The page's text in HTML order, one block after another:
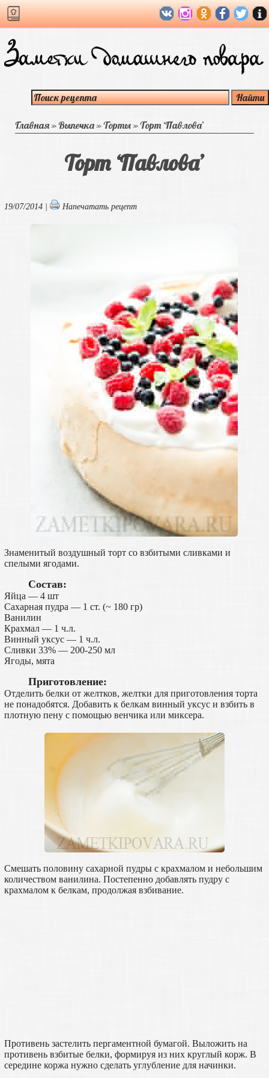
Главная»Выпечка»Торты»Торт ‘Павлова’
Торт ‘Павлова’
19/07/2014 | Напечатать рецепт
Знаменитый воздушный торт со взбитыми сливками и
спелыми ягодами.
Состав:
Яйца — 4 шт
Сахарная пудра — 1 ст. (~ 180 гр)
Ванилин
Крахмал — 1 ч.л.
Винный уксус — 1 ч.л.
Сливки 33% — 200-250 мл
Ягоды, мята
Приготовление:
Отделить белки от желтков, желтки для приготовления торта
не понадобятся. Добавить к белкам винный уксус и взбить в
плотную пену с помощью венчика или миксера.
Смешать половину сахарной пудры с крахмалом и небольшим
количеством ванилина. Постепенно добавлять пудру с
крахмалом к белкам, продолжая взбивание.
Противень застелить пергаментной бумагой. Выложить на
противень взбитые белки, формируя из них круглый корж. В
середине коржа нужно сделать углубление для начинки.